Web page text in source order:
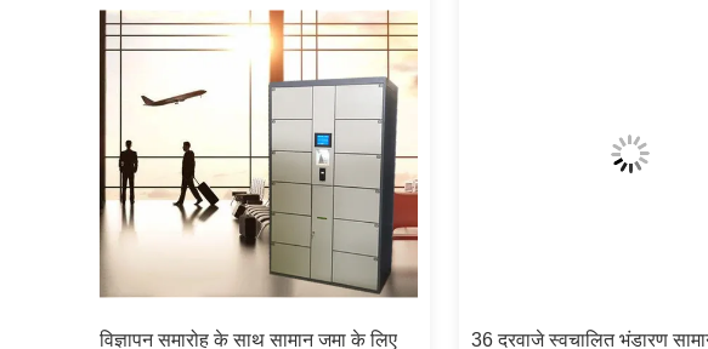
विज्ञापन समारोह के साथ सामान जमा के लिए
36 दरवाजे स्वचालित भंडारण